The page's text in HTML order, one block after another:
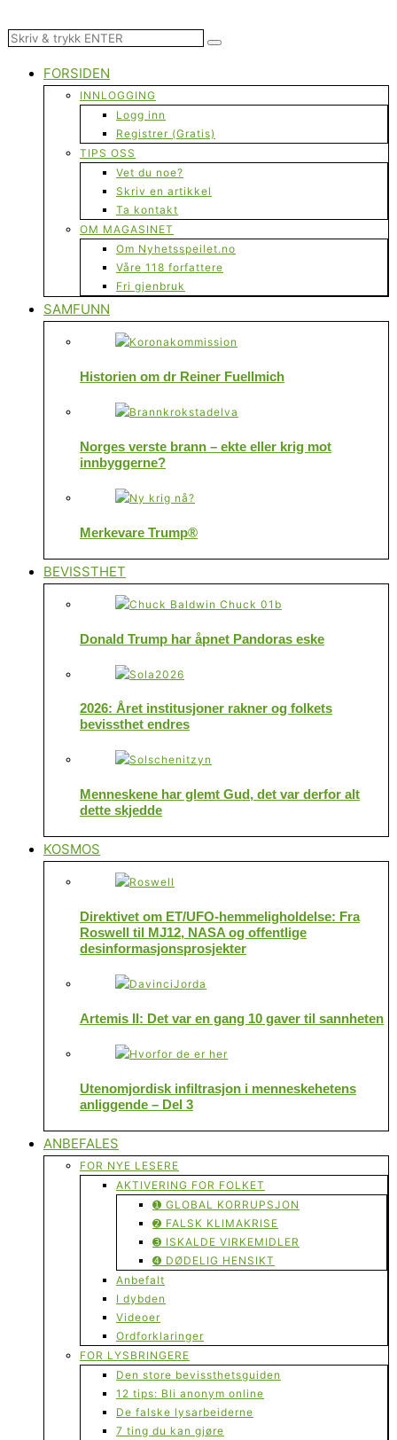
FORSIDEN
INNLOGGING
Logg inn
Registrer (Gratis)
TIPS OSS
Vet du noe?
Skriv en artikkel
Ta kontakt
OM MAGASINET
Om Nyhetsspeilet.no
Våre 118 forfattere
Fri gjenbruk
SAMFUNN
Historien om dr Reiner Fuellmich
Norges verste brann – ekte eller krig mot
innbyggerne?
Merkevare Trump®
BEVISSTHET
Donald Trump har åpnet Pandoras eske
2026: Året institusjoner rakner og folkets
bevissthet endres
Menneskene har glemt Gud, det var derfor alt
dette skjedde
KOSMOS
Direktivet om ET/UFO-hemmeligholdelse: Fra
Roswell til MJ12, NASA og offentlige
desinformasjonsprosjekter
Artemis II: Det var en gang 10 gaver til sannheten
Utenomjordisk infiltrasjon i menneskehetens
anliggende – Del 3
ANBEFALES
FOR NYE LESERE
AKTIVERING FOR FOLKET
➊ GLOBAL KORRUPSJON
➋ FALSK KLIMAKRISE
➌ ISKALDE VIRKEMIDLER
➍ DØDELIG HENSIKT
Anbefalt
I dybden
Videoer
Ordforklaringer
FOR LYSBRINGERE
Den store bevissthetsguiden
12 tips: Bli anonym online
De falske lysarbeiderne
7 ting du kan gjøre